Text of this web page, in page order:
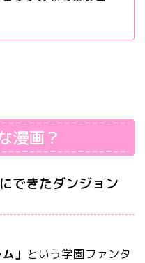
漫画？
できたダンジョン
」 という学園ファンタ